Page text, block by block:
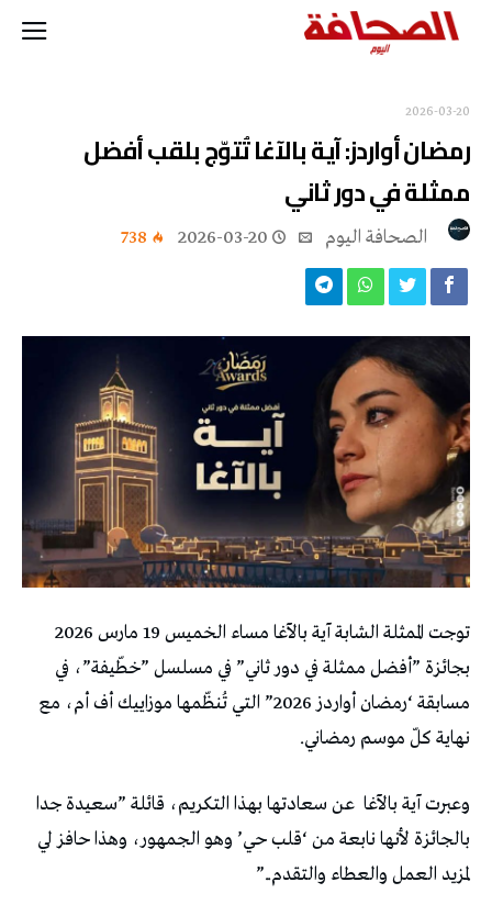
2026-03-20
رمضان أواردز: آية بالآغا تُتوّج بلقب أفضل
ممثلة في دور ثاني
2026-03-20
738
توجت الممثلة الشابة آية بالآغا مساء الخميس 19 مارس 2026
بجائزة ”أفضل ممثلة في دور ثاني” في مسلسل ”خطّيفة”، في
مسابقة ‘رمضان أواردز 2026” التي تُنظّمها موزاييك أف أم، مع
نهاية كلّ موسم رمضاني.
وعبرت آية بالآغا عن سعادتها بهذا التكريم، قائلة ”سعيدة جدا
بالجائزة لأنها نابعة من ‘قلب حي’ وهو الجمهور، وهذا حافز لي
لمزيد العمل والعطاء والتقدم..”